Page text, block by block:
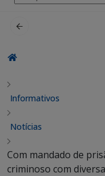
por:
Informativos
Notícias
Com mandado de
criminoso com